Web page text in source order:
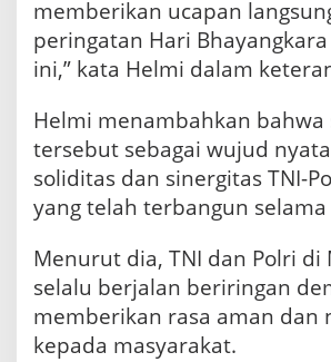
a
k
a
t
memberikan ucapan
peringatan Hari
ini,” kata Helmi dalam
Helmi menambahkan bahwa
tersebut sebagai wujud
soliditas dan sinergitas TNI-
yang telah terbangun
Menurut dia, TNI dan Polri di
selalu berjalan beriringan
memberikan rasa aman dan
kepada masyarakat.